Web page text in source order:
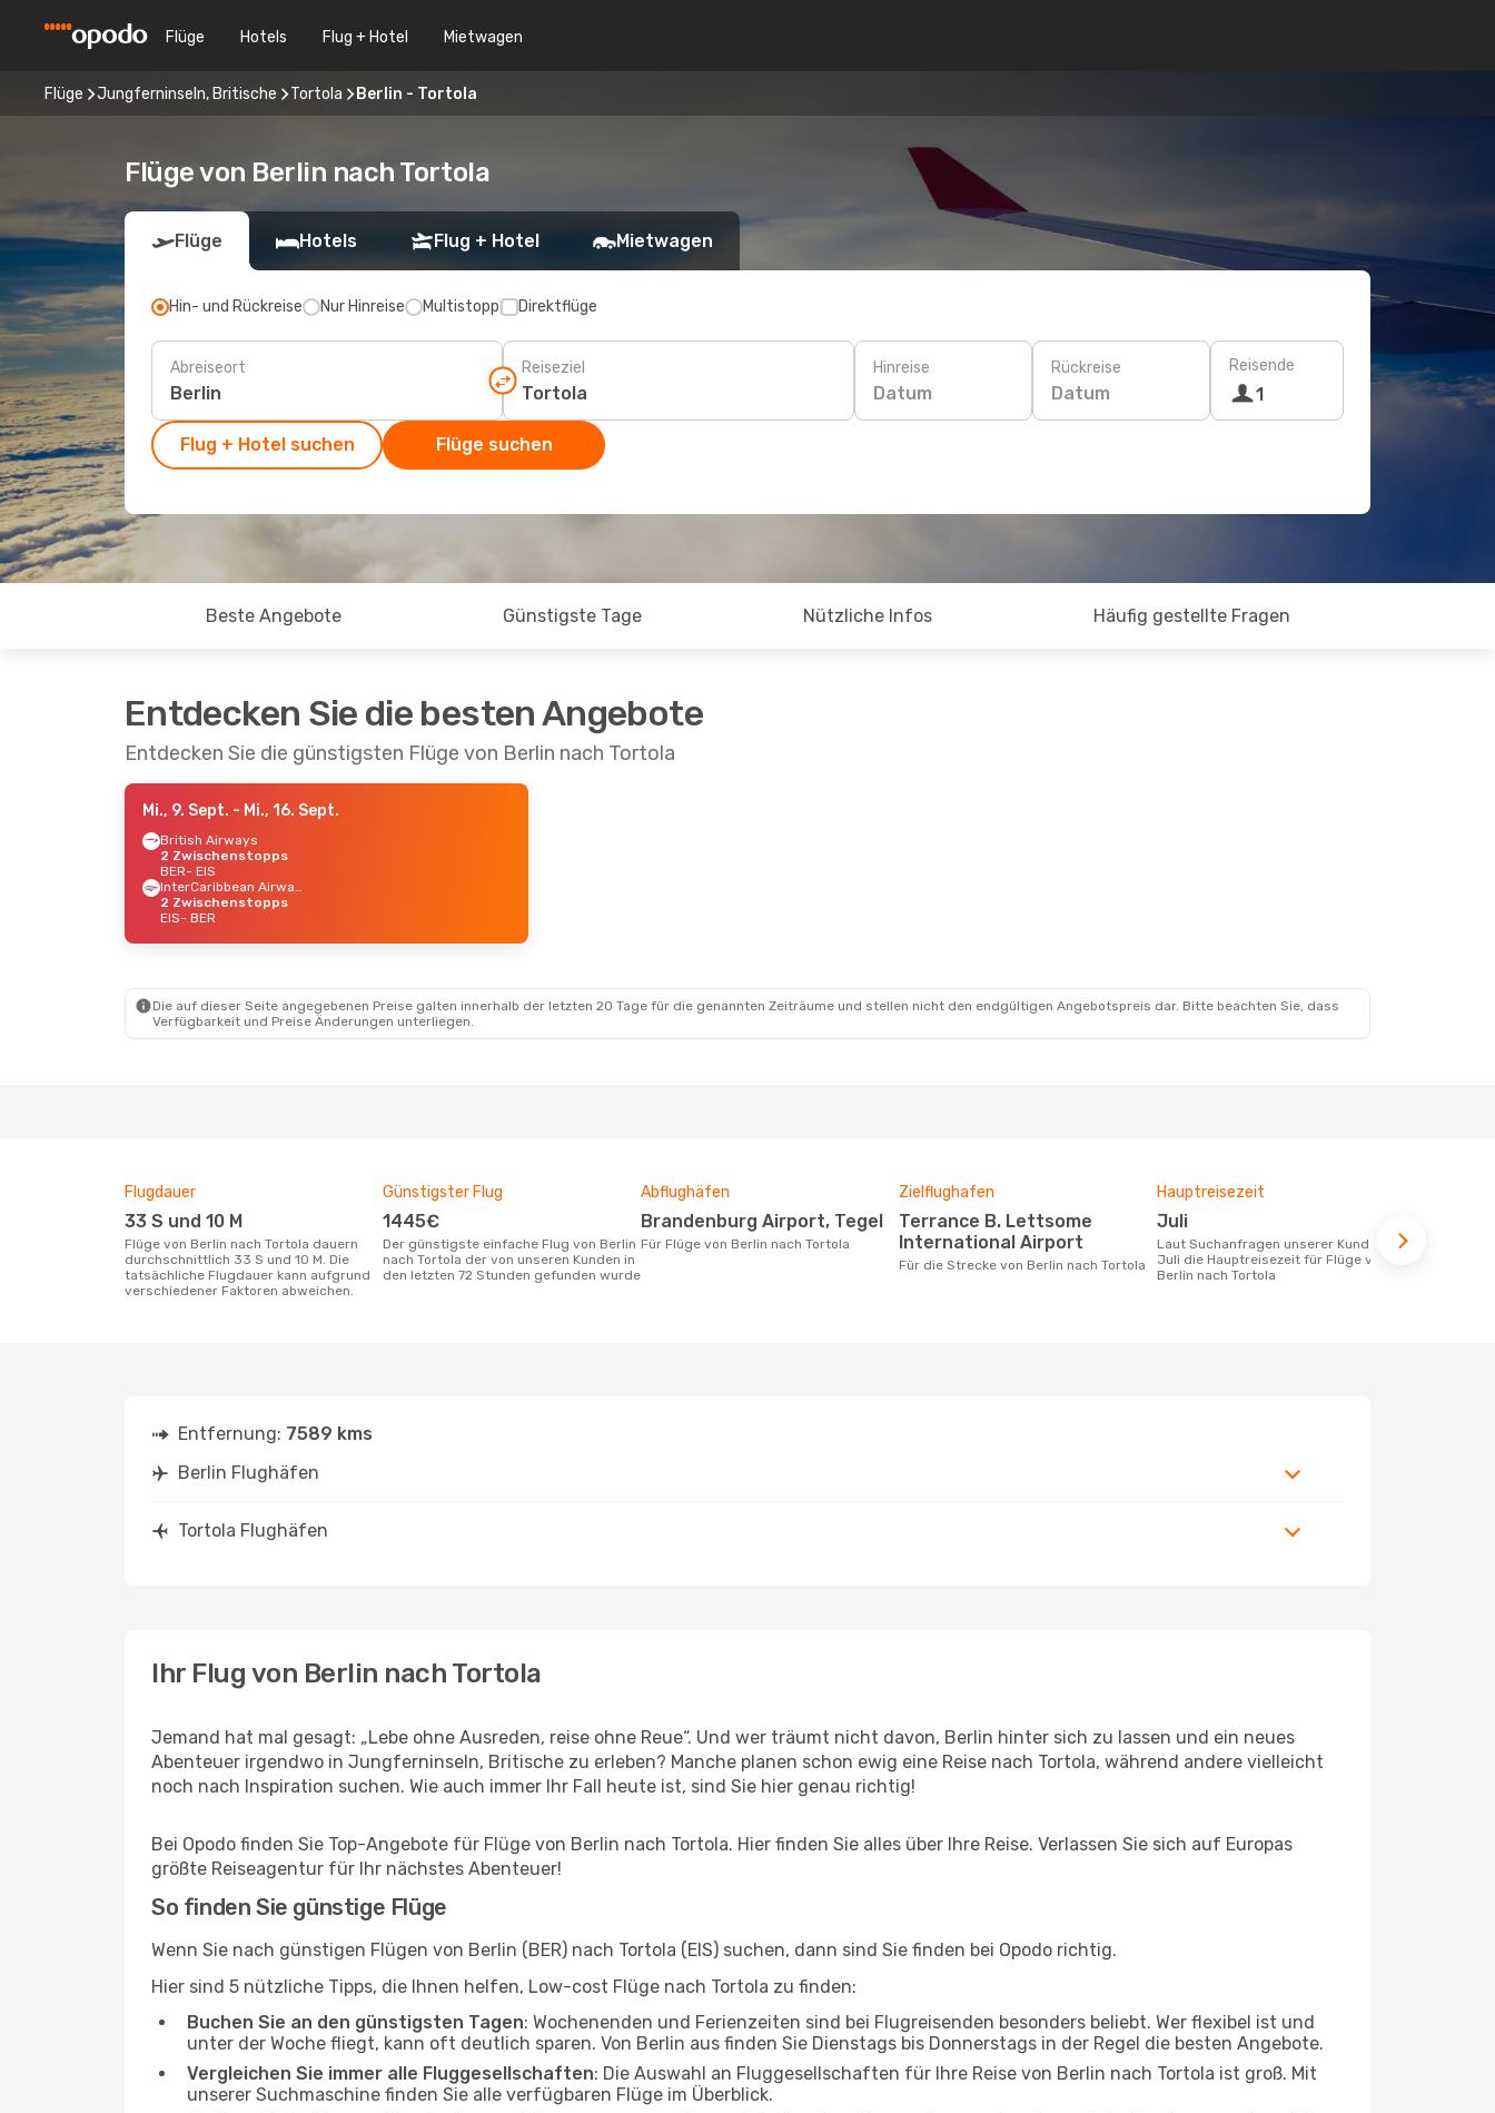
Flüge Hotels Flug + Hotel Mietwagen
Flüge Jungferninseln, Britische Tortola Berlin - Tortola
Flüge von Berlin nach Tortola
Flüge Hotels Flug + Hotel Mietwagen
Hin- und Rückreise Nur Hinreise Multistopp Direktflüge
Abreiseort Reiseziel Hinreise
Datum
Rückreise
Datum
Reisende
1
Flug + Hotel suchen Flüge suchen
Beste Angebote Günstigste Tage Nützliche Infos Häufig gestellte Fragen
Entdecken Sie die besten Angebote
Entdecken Sie die günstigsten Flüge von Berlin nach Tortola
Mi., 9. Sept. - Mi., 16. Sept.
British Airways
2 Zwischenstopps
BER- EIS
InterCaribbean Airways
2 Zwischenstopps
EIS- BER
Die auf dieser Seite angegebenen Preise galten innerhalb der letzten 20 Tage für die genannten Zeiträume und stellen nicht den endgültigen Angebotspreis dar. Bitte beachten Sie, dass
Verfügbarkeit und Preise Änderungen unterliegen.
Flugdauer
33 S und 10 M
Flüge von Berlin nach Tortola dauern
durchschnittlich 33 S und 10 M. Die
tatsächliche Flugdauer kann aufgrund
verschiedener Faktoren abweichen.
Günstigster Flug
1445€
Der günstigste einfache Flug von Berlin
nach Tortola der von unseren Kunden in
den letzten 72 Stunden gefunden wurde
Abflughäfen
Brandenburg Airport, Tegel
Für Flüge von Berlin nach Tortola
Zielflughafen
Terrance B. Lettsome
International Airport
Für die Strecke von Berlin nach Tortola
Hauptreisezeit
Juli
Laut Suchanfragen unserer Kunden ist
Juli die Hauptreisezeit für Flüge von
Berlin nach Tortola
Entfernung: 7589 kms
Berlin Flughäfen
Tortola Flughäfen
Ihr Flug von Berlin nach Tortola
Jemand hat mal gesagt: „Lebe ohne Ausreden, reise ohne Reue“. Und wer träumt nicht davon, Berlin hinter sich zu lassen und ein neues
Abenteuer irgendwo in Jungferninseln, Britische zu erleben? Manche planen schon ewig eine Reise nach Tortola, während andere vielleicht
noch nach Inspiration suchen. Wie auch immer Ihr Fall heute ist, sind Sie hier genau richtig!
Bei Opodo finden Sie Top-Angebote für Flüge von Berlin nach Tortola. Hier finden Sie alles über Ihre Reise. Verlassen Sie sich auf Europas
größte Reiseagentur für Ihr nächstes Abenteuer!
So finden Sie günstige Flüge
Wenn Sie nach günstigen Flügen von Berlin (BER) nach Tortola (EIS) suchen, dann sind Sie finden bei Opodo richtig.
Hier sind 5 nützliche Tipps, die Ihnen helfen, Low-cost Flüge nach Tortola zu finden:
Buchen Sie an den günstigsten Tagen: Wochenenden und Ferienzeiten sind bei Flugreisenden besonders beliebt. Wer flexibel ist und
unter der Woche fliegt, kann oft deutlich sparen. Von Berlin aus finden Sie Dienstags bis Donnerstags in der Regel die besten Angebote.
Vergleichen Sie immer alle Fluggesellschaften: Die Auswahl an Fluggesellschaften für Ihre Reise von Berlin nach Tortola ist groß. Mit
unserer Suchmaschine finden Sie alle verfügbaren Flüge im Überblick.